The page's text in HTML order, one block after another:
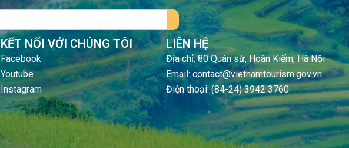
KẾT NỐI VỚI CHÚNG TÔI
Facebook
Youtube
Instagram
LIÊN HỆ
Địa chỉ: 80 Quán sứ, Hoàn Kiếm, Hà Nội
Email: contact@vietnamtourism.gov.vn
Điện thoại: (84-24) 3942 3760